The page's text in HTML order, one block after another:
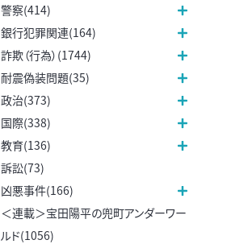
警察(414)
銀行犯罪関連(164)
詐欺（行為）(1744)
耐震偽装問題(35)
政治(373)
国際(338)
教育(136)
訴訟(73)
凶悪事件(166)
＜連載＞宝田陽平の兜町アンダーワー
ルド(1056)